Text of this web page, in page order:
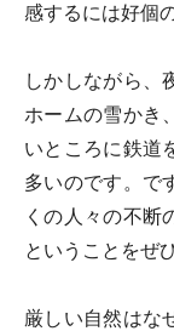
感するには好個
しかしながら、
ホームの雪かき
いところに鉄道
多いのです。で
くの人々の不断
ということをぜ
厳しい自然はな